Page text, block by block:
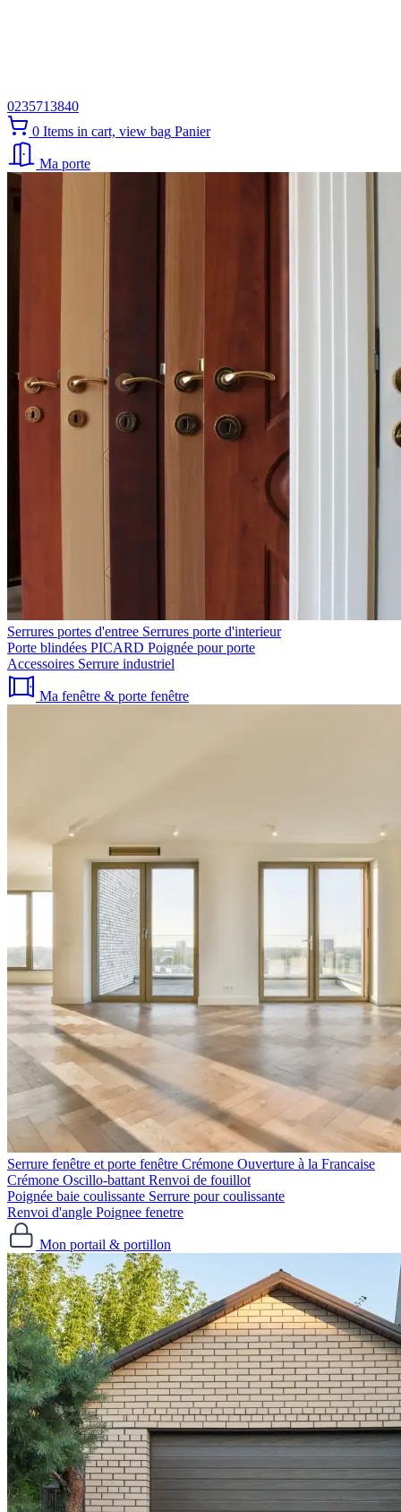
0235713840
0 Items in cart, view bag Panier
Ma porte
Serrures portes d'entree Serrures porte d'interieur
Porte blindées PICARD Poignée pour porte
Accessoires Serrure industriel
Ma fenêtre & porte fenêtre
Serrure fenêtre et porte fenêtre Crémone Ouverture à la Francaise
Crémone Oscillo-battant Renvoi de fouillot
Poignée baie coulissante Serrure pour coulissante
Renvoi d'angle Poignee fenetre
Mon portail & portillon